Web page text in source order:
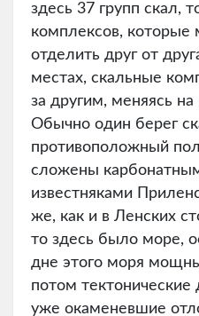
здесь 37 групп скал,
комплексов, которые
отделить друг от
местах, скальные
за другим, меняясь на
Обычно один берег
противоположный
сложены
известняками
же, как и в Ленских
то здесь было море,
дне этого моря
потом
уже окаменевшие